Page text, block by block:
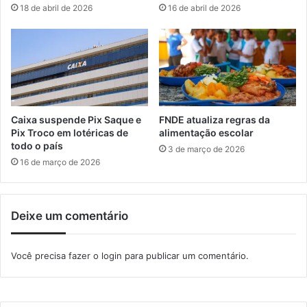
a
t
i
a
s
p
a
r
a
C
p
o
n
c
u
u
r
a
l
18 de abril de 2026 16 de abril de 2026
Caixa suspende Pix Saque e
Pix Troco em lotéricas de
todo o país
16 de março de 2026
FNDE atualiza regras da
alimentação escolar
3 de março de 2026
Deixe um comentário
Você precisa fazer o login para publicar um comentário.